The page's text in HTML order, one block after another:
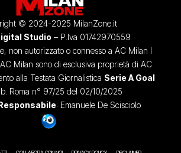
© 2024-2025 MilanZone.it
Studio – P.Iva 01742970559
non autorizzato o connesso a AC Milan I
Milan sono di esclusiva proprietà di AC
alla Testata Giornalistica Serie A Goal
Roma n° 97/25 del 02/10/2025
: Emanuele De Scisciolo